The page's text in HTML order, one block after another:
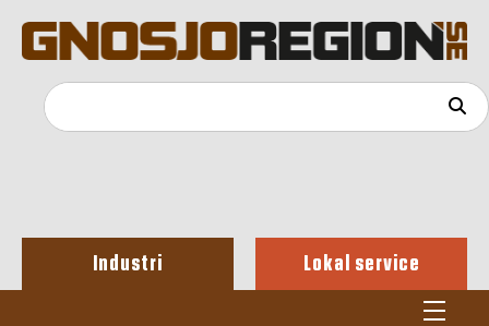
Industri Lokal service